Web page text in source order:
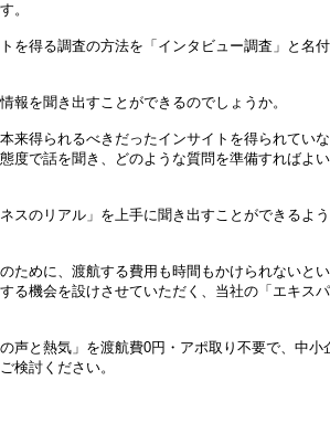
。
を得る調査の方法を「インタビュー調査」と名
報を聞き出すことができるのでしょうか。
来得られるべきだったインサイトを得られてい
度で話を聞き、どのような質問を準備すればよ
スのリアル」を上手に聞き出すことができるよ
ために、渡航する費用も時間もかけられないと
る機会を設けさせていただく、当社の「エキス
声と熱気」を 渡航費0円・アポ取り不要で、中小
検討ください。